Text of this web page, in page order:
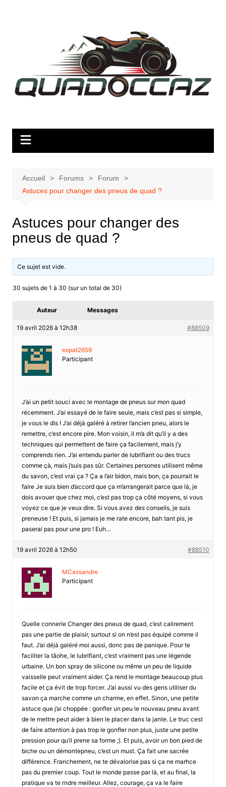
Accueil Forums
Forum
Astuces pour changer des pneus de quad ?
Astuces pour changer des
pneus de quad ?
Ce sujet est vide.
30 sujets de 1 à 30 (sur un total de 30)
Auteur Messages
19 avril 2026 à 12h38 #88509
expat2659
Participant
J’ai un petit souci avec le montage de pneus sur mon quad
récemment. J’ai essayé de le faire seule, mais c’est pas si simple,
je vous le dis ! J’ai déjà galéré à retirer l’ancien pneu, alors le
remettre, c’est encore pire. Mon voisin, il m’a dit qu’il y a des
techniques qui permettent de faire ça facilement, mais j’y
comprends rien. J’ai entendu parler de lubrifiant ou des trucs
comme çà, mais j’suis pas sûr. Certaines persones utilisent même
du savon, c’est vrai ça ? Ça a l’air bidon, mais bon, ça pourrait le
faire Je suis bien d’accord que ça m’arrangerait parce que là, je
dois avouer que chez moi, c’est pas trop ça côté moyens, si vous
voyez ce que je veux dire. Si vous avez des conseils, je suis
preneuse ! Et puis, si jamais je me rate encore, bah tant pis, je
paserai pas pour une pro ! Euh…
19 avril 2026 à 12h50 #88510
MCassandre
Participant
Quelle connerie Changer des pneus de quad, c’est calirement
pas une partie de plaisir, surtout si on n’est pas équipé comme il
faut. J’ai déjà galéré moi aussi, donc pas de panique. Pour te
faciliter la tâohe, le lubrifiant, c’est vraiment pas une légende
urbaine. Un bon spray de silicone ou même un peu de liquide
vaisselle peut vraiment aider. Ça rend le montage beaucoup plus
facile et ça évit de trop forcer. J’ai aussi vu des gens utiliser du
savon ça marche comme un charme, en effet. Sinon, une petite
astuce que j’ai choppée : gonfler un peu le nouveau pneu avant
de le mettre peut aider à bien le placer dans la jante. Le truc cest
de faire attention à pas trop le gonfler non plus, juste une petite
pression pour qu’il prene sa forme ;). Et puis, avoir un bon pied de
biche ou un démontepneu, c’est un must. Ça fait une sacrée
différence. Franchement, ne te dévalorise pas si ça ne marhce
pas du premier coup. Tout le monde passe par là, et au final, la
pratique va te rndre meilleur. Allez, courage, ça va le faire